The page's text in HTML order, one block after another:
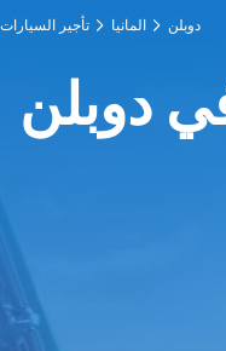
تأجير السيارات المانيا دوبلن
دوبلن